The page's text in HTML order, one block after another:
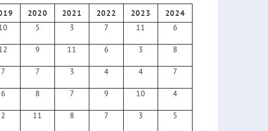
2020 2021 2022 2023
2024
5 3 7 11 6
9 11 6 3 8
7 7 3 4 4 7
6 8 7 9 10 4
2 11 8 7 3 5